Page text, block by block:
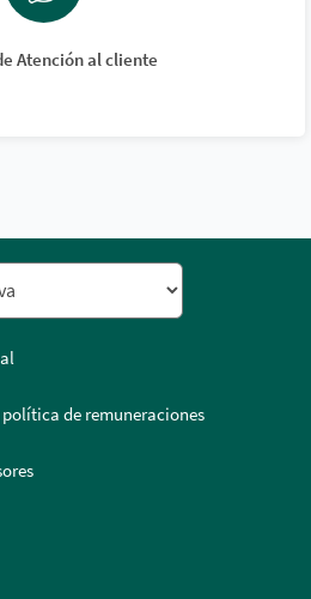
Atención al cliente
de remuneraciones